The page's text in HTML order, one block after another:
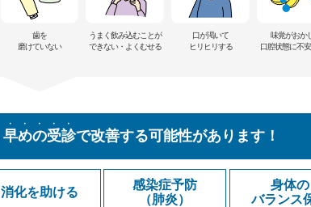
歯を
磨けていない
うまく飲み込むことが
できない・よくむせる
口が渇いて
ヒリヒリする
味覚がおか
口腔状態に不
早めの受診
・・・・・
で改善する可能性があります！
消化を助ける
感染症予防
（肺炎）
身体の
バランス